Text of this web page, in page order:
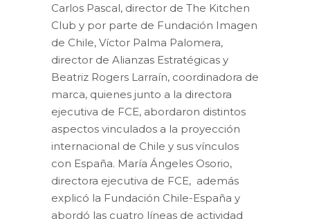
Carlos Pascal, director de The Kitchen
Club y por parte de Fundación Imagen
de Chile, Víctor Palma Palomera,
director de Alianzas Estratégicas y
Beatriz Rogers Larraín, coordinadora de
marca, quienes junto a la directora
ejecutiva de FCE, abordaron distintos
aspectos vinculados a la proyección
internacional de Chile y sus vínculos
con España. María Ángeles Osorio,
directora ejecutiva de FCE, además
explicó la Fundación Chile-España y
abordó las cuatro líneas de actividad